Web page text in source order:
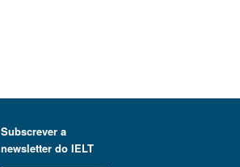
Subscrever a
newsletter do IELT